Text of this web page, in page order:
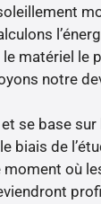
matériel le
notre
se base
biais de
où